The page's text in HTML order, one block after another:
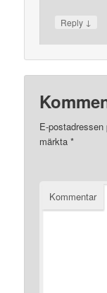
Reply ↓
E-
märkta*
Kommentar